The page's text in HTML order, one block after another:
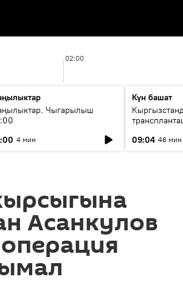
02:00
Чыгарылыш
4 мин
Күн башат
келечеги
09:04 46 мин
Асанкулов